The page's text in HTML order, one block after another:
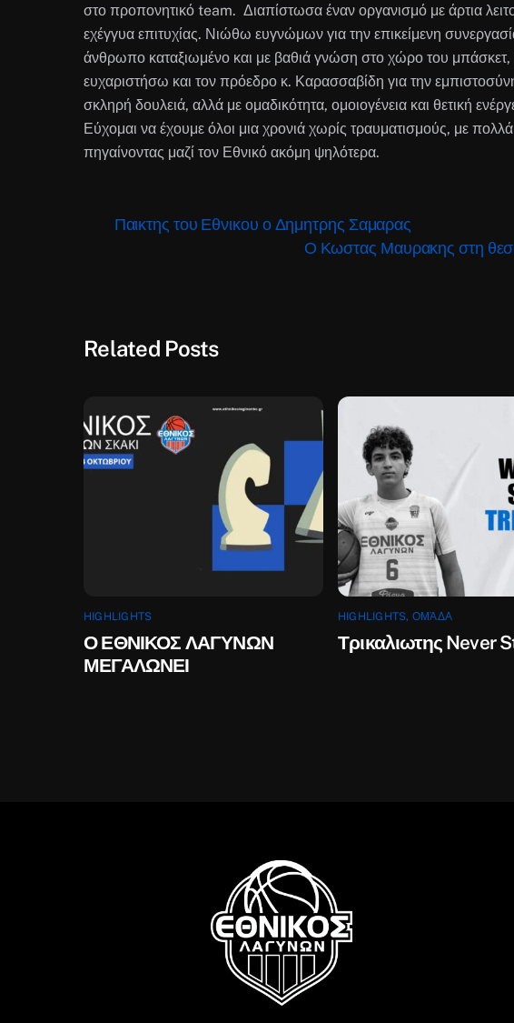
στο προπονητικό team. Διαπίστωσα έναν οργανισμό με άρτια
εχέγγυα επιτυχίας. Νιώθω ευγνώμων για την επικείμενη
άνθρωπο καταξιωμένο και με βαθιά γνώση στο χώρο του μπάσκετ,
ευχαριστήσω και τον πρόεδρο κ. Καρασσαβίδη για την
σκληρή δουλειά, αλλά με ομαδικότητα, ομοιογένεια και θετική
Εύχομαι να έχουμε όλοι μια χρονιά χωρίς τραυματισμούς, με
πηγαίνοντας μαζί τον Εθνικό ακόμη ψηλότερα.
Παικτης του Εθνικου ο Δημητρης Σαμαρας
Ο Κωστας Μαυρακης στη
Related Posts
HIGHLIGHTS
Ο ΕΘΝΙΚΟΣ ΛΑΓΥΝΩΝ
ΜΕΓΑΛΩΝΕΙ
HIGHLIGHTS, ΟΜΆΔΑ
Τρικαλιωτης Never